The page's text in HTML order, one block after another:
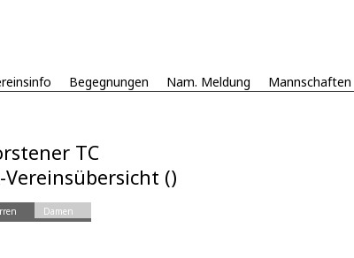
Begegnungen Nam. Meldung Mannschaften
TC
Vereinsübersicht ()
Damen